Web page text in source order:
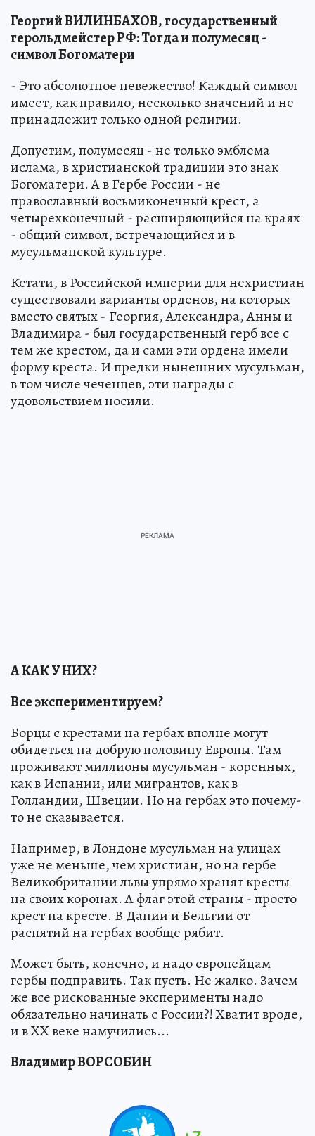
Георгий ВИЛИНБАХОВ, государственный
герольдмейстер РФ: Тогда и полумесяц -
символ Богоматери
- Это абсолютное невежество! Каждый символ
имеет, как правило, несколько значений и не
принадлежит только одной религии.
Допустим, полумесяц - не только эмблема
ислама, в христианской традиции это знак
Богоматери. А в Гербе России - не
православный восьмиконечный крест, а
четырехконечный - расширяющийся на краях
- общий символ, встречающийся и в
мусульманской культуре.
Кстати, в Российской империи для нехристиан
существовали варианты орденов, на которых
вместо святых - Георгия, Александра, Анны и
Владимира - был государственный герб все с
тем же крестом, да и сами эти ордена имели
форму креста. И предки нынешних мусульман,
в том числе чеченцев, эти награды с
удовольствием носили.
А КАК У НИХ?
Все экспериментируем?
Борцы с крестами на гербах вполне могут
обидеться на добрую половину Европы. Там
проживают миллионы мусульман - коренных,
как в Испании, или мигрантов, как в
Голландии, Швеции. Но на гербах это почему-
то не сказывается.
Например, в Лондоне мусульман на улицах
уже не меньше, чем христиан, но на гербе
Великобритании львы упрямо хранят кресты
на своих коронах. А флаг этой страны - просто
крест на кресте. В Дании и Бельгии от
распятий на гербах вообще рябит.
Может быть, конечно, и надо европейцам
гербы подправить. Так пусть. Не жалко. Зачем
же все рискованные эксперименты надо
обязательно начинать с России?! Хватит вроде,
и в XX веке намучились...
Владимир ВОРСОБИН